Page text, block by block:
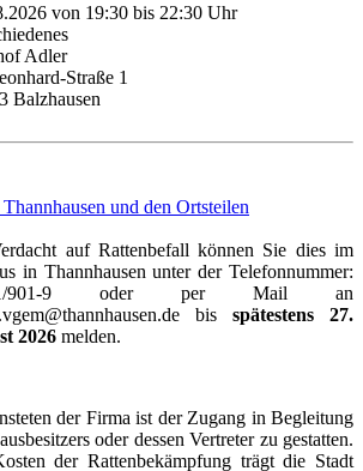
von 19:30 bis 22:30 Uhr
Adler
Straße 1
Balzhausen
und den Ortsteilen
auf Rattenbefall können Sie dies im
in Thannhausen unter der Telefonnummer:
901-9 oder per Mail an
bis spätestens 27.
2026 melden.
der Firma ist der Zugang in Begleitung
oder dessen Vertreter zu gestatten.
der Rattenbekämpfung trägt die Stadt